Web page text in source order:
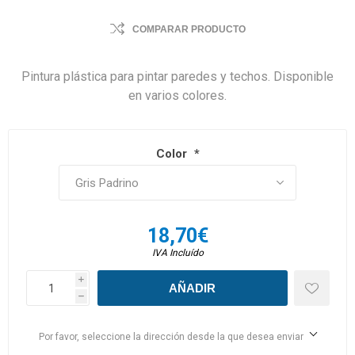
COMPARAR PRODUCTO
Pintura plástica para pintar paredes y techos. Disponible
en varios colores.
Color *
18,70€
IVA Incluído
i
h
Por favor, seleccione la dirección desde la que desea enviar